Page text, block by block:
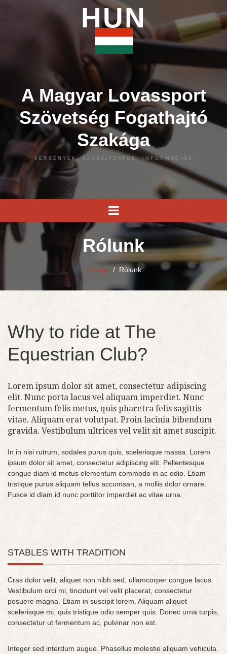
HUN
A Magyar Lovassport
Szövetség Fogathajtó
Szakága
VERSENYEK, SZABÁLYZATOK, INFORMÁCIÓK
Rólunk
Címlap / Rólunk
Why to ride at The
Equestrian Club?
Lorem ipsum dolor sit amet, consectetur adipiscing
elit. Nunc porta lacus vel aliquam imperdiet. Nunc
fermentum felis metus, quis pharetra felis sagittis
vitae. Aliquam erat volutpat. Proin lacinia bibendum
gravida. Vestibulum ultrices vel velit sit amet suscipit.
In in nisi rutrum, sodales purus quis, scelerisque massa. Lorem
ipsum dolor sit amet, consectetur adipiscing elit. Pellentesque
congue diam id metus elementum commodo in ac odio. Etiam
tristique purus aliquam tellus accumsan, a mollis dolor ornare.
Fusce id diam id nunc porttitor imperdiet ac vitae urna.
STABLES WITH TRADITION
Cras dolor velit, aliquet non nibh sed, ullamcorper congue lacus.
Vestibulum orci mi, tincidunt vel velit placerat, consectetur
posuere magna. Etiam in suscipit lorem. Aliquam aliquet
scelerisque mi, quis tristique odio semper quis. Donec urna turpis,
consectetur ut fermentum ac, pulvinar non est.
Integer sed interdum augue. Phasellus molestie aliquam vehicula.